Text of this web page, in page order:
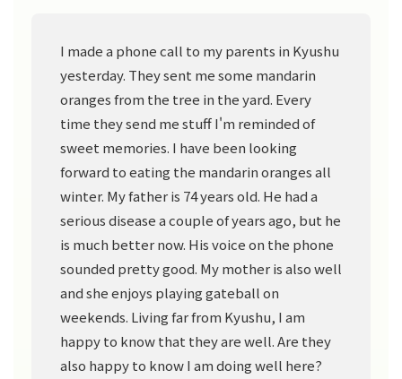
I made a phone call to my parents in Kyushu
yesterday. They sent me some mandarin
oranges from the tree in the yard. Every
time they send me stuff I'm reminded of
sweet memories. I have been looking
forward to eating the mandarin oranges all
winter. My father is 74 years old. He had a
serious disease a couple of years ago, but he
is much better now. His voice on the phone
sounded pretty good. My mother is also well
and she enjoys playing gateball on
weekends. Living far from Kyushu, I am
happy to know that they are well. Are they
also happy to know I am doing well here?